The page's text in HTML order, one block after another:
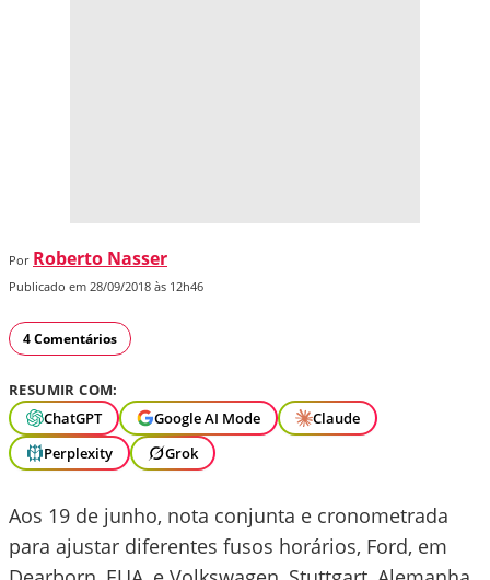
Por Roberto Nasser
Publicado em 28/09/2018 às 12h46
4 Comentários
RESUMIR COM:
ChatGPT
Google AI Mode
Claude
Perplexity
Grok
Aos 19 de junho, nota conjunta e cronometrada
para ajustar diferentes fusos horários, Ford, em